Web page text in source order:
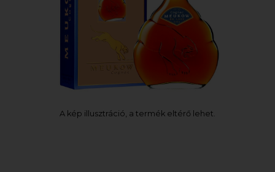
A kép illusztráció, a termék eltérő lehet.